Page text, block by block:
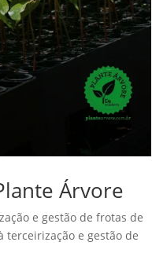
Árvore
e gestão de frotas de
terceirização e gestão de